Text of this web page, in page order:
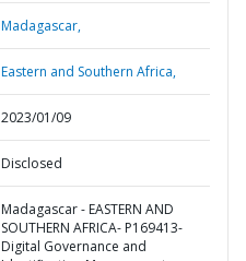
Madagascar,
Eastern and Southern Africa,
2023/01/09
Disclosed
Madagascar - EASTERN AND
SOUTHERN AFRICA- P169413-
Digital Governance and